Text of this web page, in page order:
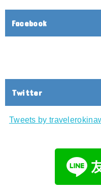
Facebook
Twitter
Tweets by